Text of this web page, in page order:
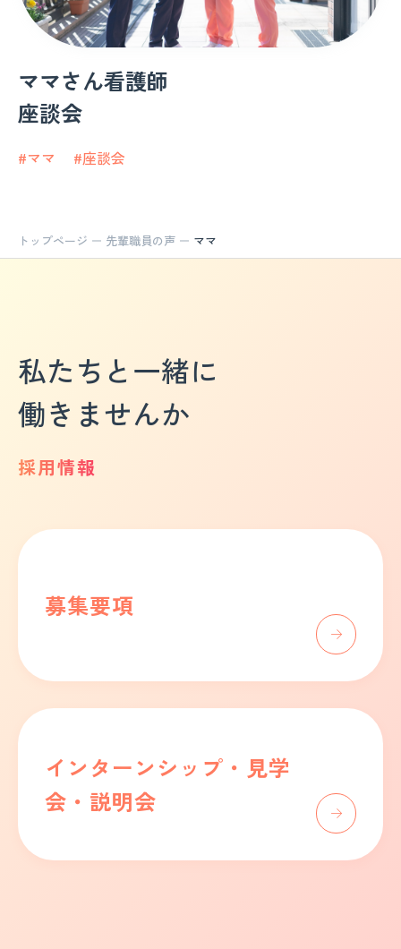
ママさん看護師
座談会
#ママ #座談会
トップページ 先輩職員の声 ママ
私たちと一緒に
働きませんか
採用情報
募集要項
インターンシップ・見学
会・説明会